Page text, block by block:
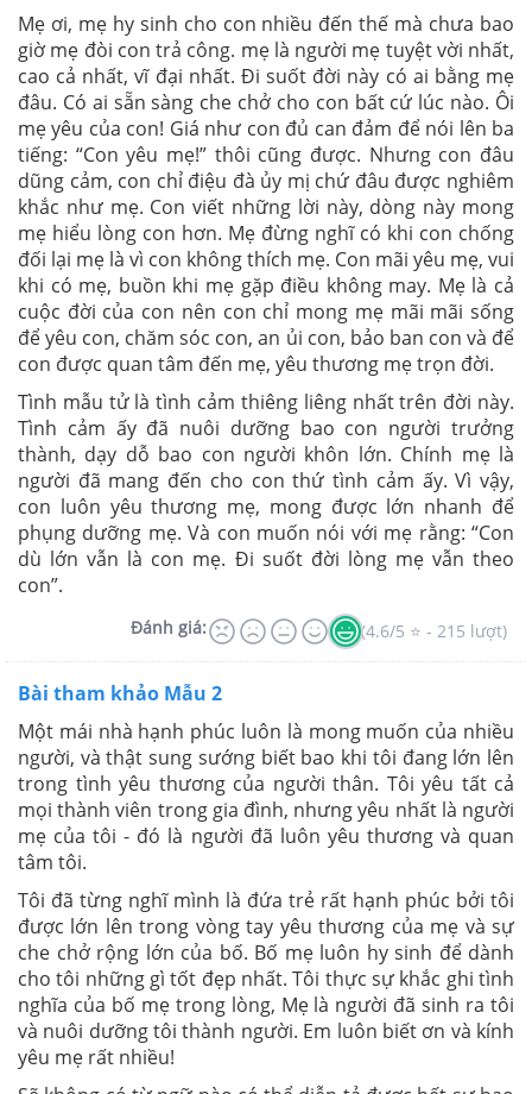
Mẹ ơi, mẹ hy sinh cho con nhiều đến thế mà chưa bao
giờ mẹ đòi con trả công. mẹ là người mẹ tuyệt vời nhất,
cao cả nhất, vĩ đại nhất. Đi suốt đời này có ai bằng mẹ
đâu. Có ai sẵn sàng che chở cho con bất cứ lúc nào. Ôi
mẹ yêu của con! Giá như con đủ can đảm để nói lên ba
tiếng: “Con yêu mẹ!” thôi cũng được. Nhưng con đâu
dũng cảm, con chỉ điệu đà ủy mị chứ đâu được nghiêm
khắc như mẹ. Con viết những lời này, dòng này mong
mẹ hiểu lòng con hơn. Mẹ đừng nghĩ có khi con chống
đối lại mẹ là vì con không thích mẹ. Con mãi yêu mẹ, vui
khi có mẹ, buồn khi mẹ gặp điều không may. Mẹ là cả
cuộc đời của con nên con chỉ mong mẹ mãi mãi sống
để yêu con, chăm sóc con, an ủi con, bảo ban con và để
con được quan tâm đến mẹ, yêu thương mẹ trọn đời.
Tình mẫu tử là tình cảm thiêng liêng nhất trên đời này.
Tình cảm ấy đã nuôi dưỡng bao con người trưởng
thành, dạy dỗ bao con người khôn lớn. Chính mẹ là
người đã mang đến cho con thứ tình cảm ấy. Vì vậy,
con luôn yêu thương mẹ, mong được lớn nhanh để
phụng dưỡng mẹ. Và con muốn nói với mẹ rằng: “Con
dù lớn vẫn là con mẹ. Đi suốt đời lòng mẹ vẫn theo
con”.
Đánh giá: (4.6/5 ⭐ - 215 lượt)
Bài tham khảo Mẫu 2
Một mái nhà hạnh phúc luôn là mong muốn của nhiều
người, và thật sung sướng biết bao khi tôi đang lớn lên
trong tình yêu thương của người thân. Tôi yêu tất cả
mọi thành viên trong gia đình, nhưng yêu nhất là người
mẹ của tôi - đó là người đã luôn yêu thương và quan
tâm tôi.
Tôi đã từng nghĩ mình là đứa trẻ rất hạnh phúc bởi tôi
được lớn lên trong vòng tay yêu thương của mẹ và sự
che chở rộng lớn của bố. Bố mẹ luôn hy sinh để dành
cho tôi những gì tốt đẹp nhất. Tôi thực sự khắc ghi tình
nghĩa của bố mẹ trong lòng, Mẹ là người đã sinh ra tôi
và nuôi dưỡng tôi thành người. Em luôn biết ơn và kính
yêu mẹ rất nhiều!